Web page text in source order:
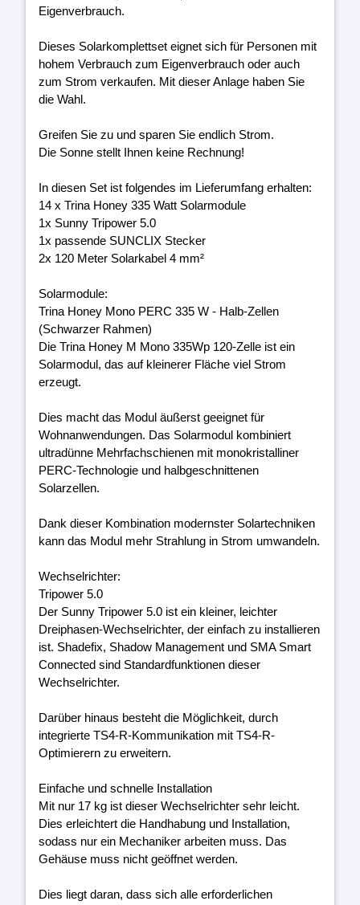
Eigenverbrauch.
Dieses Solarkomplettset eignet sich für Personen mit
hohem Verbrauch zum Eigenverbrauch oder auch
zum Strom verkaufen. Mit dieser Anlage haben Sie
die Wahl.
Greifen Sie zu und sparen Sie endlich Strom.
Die Sonne stellt Ihnen keine Rechnung!
In diesen Set ist folgendes im Lieferumfang erhalten:
14 x Trina Honey 335 Watt Solarmodule
1x Sunny Tripower 5.0
1x passende SUNCLIX Stecker
2x 120 Meter Solarkabel 4 mm²
Solarmodule:
Trina Honey Mono PERC 335 W - Halb-Zellen
(Schwarzer Rahmen)
Die Trina Honey M Mono 335Wp 120-Zelle ist ein
Solarmodul, das auf kleinerer Fläche viel Strom
erzeugt.
Dies macht das Modul äußerst geeignet für
Wohnanwendungen. Das Solarmodul kombiniert
ultradünne Mehrfachschienen mit monokristalliner
PERC-Technologie und halbgeschnittenen
Solarzellen.
Dank dieser Kombination modernster Solartechniken
kann das Modul mehr Strahlung in Strom umwandeln.
Wechselrichter:
Tripower 5.0
Der Sunny Tripower 5.0 ist ein kleiner, leichter
Dreiphasen-Wechselrichter, der einfach zu installieren
ist. Shadefix, Shadow Management und SMA Smart
Connected sind Standardfunktionen dieser
Wechselrichter.
Darüber hinaus besteht die Möglichkeit, durch
integrierte TS4-R-Kommunikation mit TS4-R-
Optimierern zu erweitern.
Einfache und schnelle Installation
Mit nur 17 kg ist dieser Wechselrichter sehr leicht.
Dies erleichtert die Handhabung und Installation,
sodass nur ein Mechaniker arbeiten muss. Das
Gehäuse muss nicht geöffnet werden.
Dies liegt daran, dass sich alle erforderlichen